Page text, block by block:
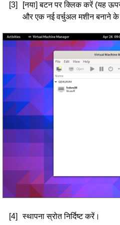
[3]
[नया] बटन पर क्लिक करें (यह
और एक नई वर्चुअल मशीन बनाने के
[4] स्थापना स्रोत निर्दिष्ट करें।